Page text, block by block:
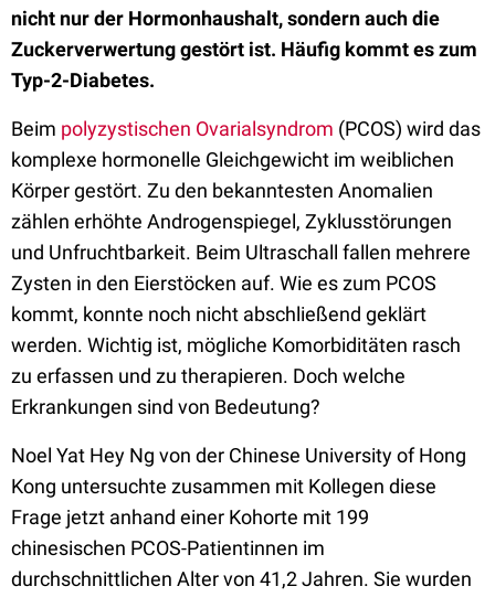
nicht nur der Hormonhaushalt, sondern auch die
Zuckerverwertung gestört ist. Häufig kommt es zum
Typ-2-Diabetes.
Beim polyzystischen Ovarialsyndrom (PCOS) wird das
komplexe hormonelle Gleichgewicht im weiblichen
Körper gestört. Zu den bekanntesten Anomalien
zählen erhöhte Androgenspiegel, Zyklusstörungen
und Unfruchtbarkeit. Beim Ultraschall fallen mehrere
Zysten in den Eierstöcken auf. Wie es zum PCOS
kommt, konnte noch nicht abschließend geklärt
werden. Wichtig ist, mögliche Komorbiditäten rasch
zu erfassen und zu therapieren. Doch welche
Erkrankungen sind von Bedeutung?
Noel Yat Hey Ng von der Chinese University of Hong
Kong untersuchte zusammen mit Kollegen diese
Frage jetzt anhand einer Kohorte mit 199
chinesischen PCOS-Patientinnen im
durchschnittlichen Alter von 41,2 Jahren. Sie wurden